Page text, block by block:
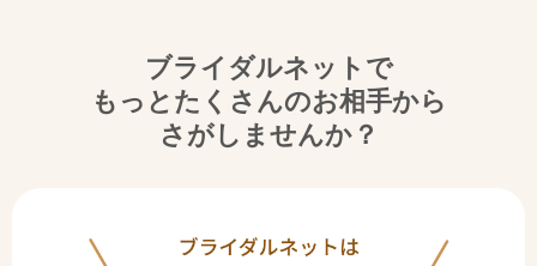
ブライダルネットで
もっとたくさんのお相手から
さがしませんか？